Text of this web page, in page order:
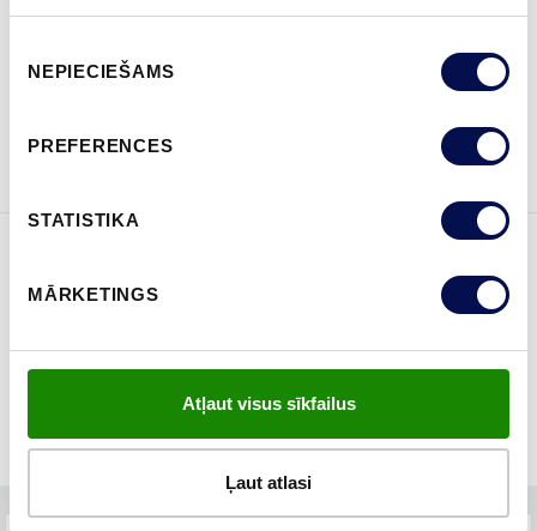
izvēle
NEPIECIEŠAMS
PREFERENCES
STATISTIKA
MĀRKETINGS
Atļaut visus sīkfailus
Ļaut atlasi
KUR IEGĀDĀTIES
Sazinies ar mums